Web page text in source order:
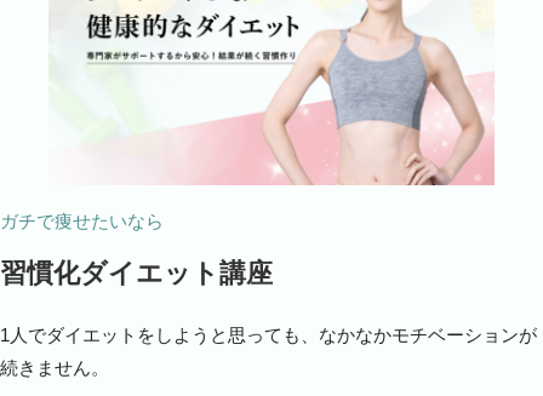
ガチで痩せたいなら
習慣化ダイエット講座
1人でダイエットをしようと思っても、なかなかモチベーションが
続きません。